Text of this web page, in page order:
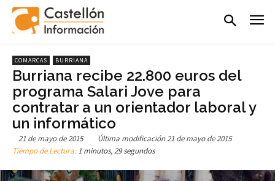
COMARCAS BURRIANA
Burriana recibe 22.800 euros del
programa Salari Jove para
contratar a un orientador laboral y
un informático
21 de mayo de 2015 Última modificación21 de mayo de 2015
Tiempo de Lectura:1 minutos, 29 segundos